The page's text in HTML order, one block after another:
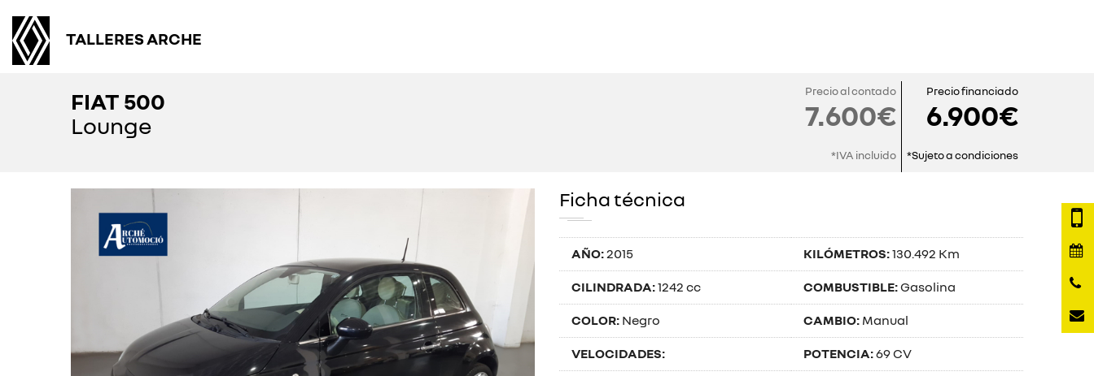
TALLERES ARCHE
FIAT 500
Lounge
Precio al contado
7.600€
*IVA incluido
Precio financiado
6.900€
*Sujeto a condiciones
Ficha técnica
AÑO:2015 KILÓMETROS:130.492 Km
CILINDRADA:1242 cc COMBUSTIBLE:Gasolina
COLOR: Negro CAMBIO: Manual
VELOCIDADES: POTENCIA:69 CV